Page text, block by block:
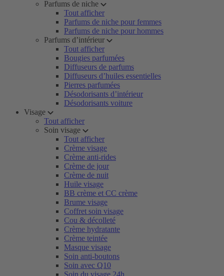
Parfums de niche
Tout afficher
Parfums de niche pour femmes
Parfums de niche pour hommes
Parfums d’intérieur
Tout afficher
Bougies parfumées
Diffuseurs de parfums
Diffuseurs d’huiles essentielles
Pierres parfumées
Désodorisants d’intérieur
Désodorisants voiture
Visage
Tout afficher
Soin visage
Tout afficher
Crème visage
Crème anti-rides
Crème de jour
Crème de nuit
Huile visage
BB crème et CC crème
Brume visage
Coffret soin visage
Cou & décolleté
Crème hydratante
Crème teintée
Masque visage
Soin anti-boutons
Soin avec Q10
Soin du visage 24h